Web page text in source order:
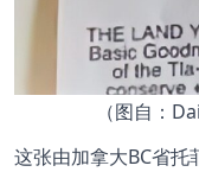
（图自：
这张由加拿大BC省